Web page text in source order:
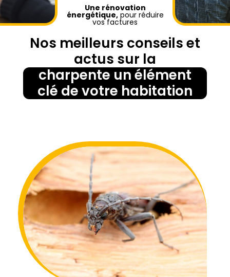
Une rénovation
énergétique,pour réduire
vos factures
Nos meilleurs conseils et
actus sur la
charpente un élément
clé de votre habitation